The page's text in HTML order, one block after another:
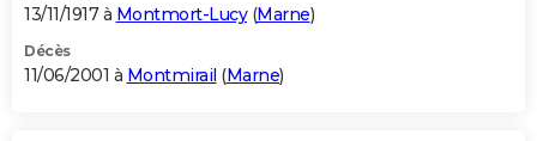
13/11/1917 à Montmort-Lucy(Marne)
Décès
11/06/2001 à Montmirail (Marne)